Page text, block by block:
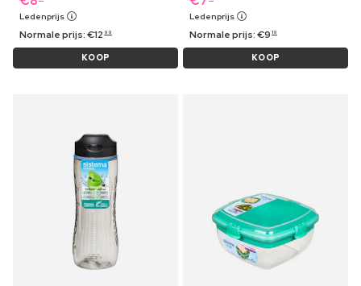
Ledenprijs
Normale prijs:€12 99
KOOP
Ledenprijs
Normale prijs:€9 19
KOOP